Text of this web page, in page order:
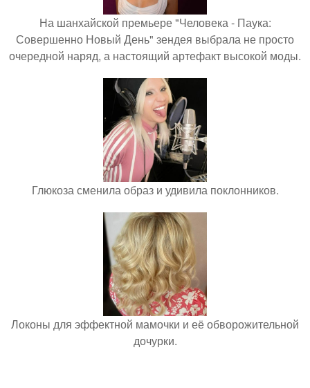
На шанхайской премьере "Человека - Паука:
Совершенно Новый День" зендея выбрала не просто
очередной наряд, а настоящий артефакт высокой моды.
Глюкоза сменила образ и удивила поклонников.
Локоны для эффектной мамочки и её обворожительной
дочурки.